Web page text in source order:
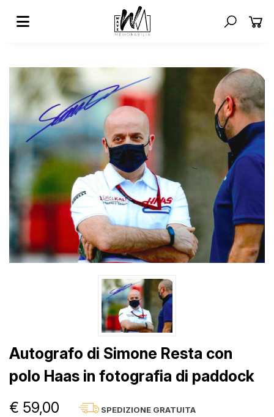
Autografo di Simone Resta con
polo Haas in fotografia di paddock
€ 59,00 SPEDIZIONE GRATUITA